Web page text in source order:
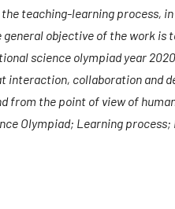
teaching-learning process,
objective of the work is
science olympiad year
interaction, collaboration and
from the point of view of
Olympiad; Learning process;